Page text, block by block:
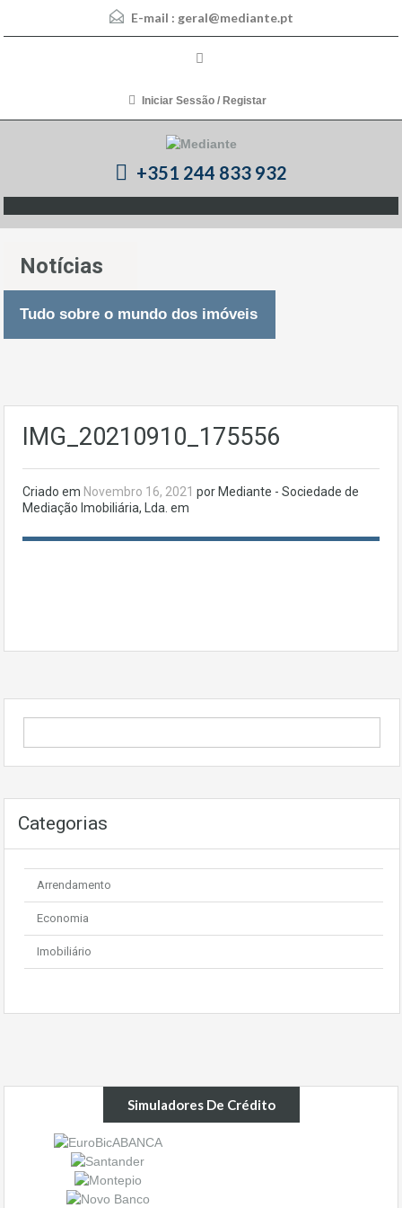
E-mail : geral@mediante.pt
Iniciar Sessão / Registar
+351 244 833 932
Notícias
Tudo sobre o mundo dos imóveis
IMG_20210910_175556
Criado em Novembro 16, 2021 por Mediante - Sociedade de
Mediação Imobiliária, Lda. em
Categorias
Arrendamento
Economia
Imobiliário
Simuladores De Crédito